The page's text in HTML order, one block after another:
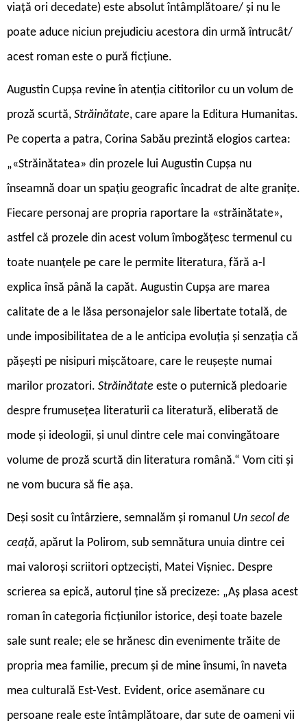
viață ori decedate) este absolut întâmplătoare/ și nu le
poate aduce niciun prejudiciu acestora din urmă întrucât/
acest roman este o pură ficțiune.
Augustin Cupșa revine în atenția cititorilor cu un volum de
proză scurtă, Străinătate, care apare la Editura Humanitas.
Pe coperta a patra, Corina Sabău prezintă elogios cartea:
„«Străinătatea» din prozele lui Augustin Cupșa nu
înseamnă doar un spațiu geografic încadrat de alte granițe.
Fiecare personaj are propria raportare la «străinătate»,
astfel că prozele din acest volum îmbogățesc termenul cu
toate nuanțele pe care le permite literatura, fără a-l
explica însă până la capăt. Augustin Cupșa are marea
calitate de a le lăsa personajelor sale libertate totală, de
unde imposibilitatea de a le anticipa evoluția și senzația că
pășești pe nisipuri mișcătoare, care le reușește numai
marilor prozatori. Străinătate este o puternică pledoarie
despre frumusețea literaturii ca literatură, eliberată de
mode și ideologii, și unul dintre cele mai convingătoare
volume de proză scurtă din literatura română.“ Vom citi și
ne vom bucura să fie așa.
Deși sosit cu întârziere, semnalăm și romanul Un secol de
ceață, apărut la Polirom, sub semnătura unuia dintre cei
mai valoroși scriitori optzeciști, Matei Vișniec. Despre
scrierea sa epică, autorul ține să precizeze: „Aș plasa acest
roman în categoria ficțiunilor istorice, deși toate bazele
sale sunt reale; ele se hrănesc din evenimente trăite de
propria mea familie, precum și de mine însumi, în naveta
mea culturală Est-Vest. Evident, orice asemănare cu
persoane reale este întâmplătoare, dar sute de oameni vii